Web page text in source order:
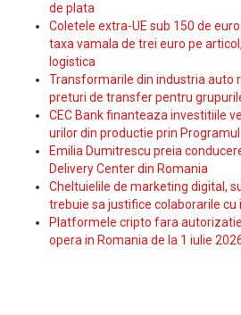
de plata
Coletele extra-UE sub 150 de
taxa vamala de trei euro pe
logistica
Transformarile din industria auto
preturi de transfer pentru
CEC Bank finanteaza investitiile
urilor din productie prin Programul
Emilia Dumitrescu preia
Delivery Center din Romania
Cheltuielile de marketing digital,
trebuie sa justifice colaborarile cu
Platformele cripto fara
opera in Romania de la 1 iulie